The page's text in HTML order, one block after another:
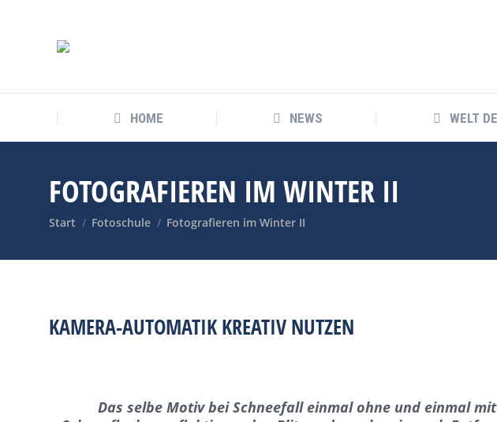
HOME NEWS WELT
FOTOGRAFIEREN IM WINTER II
Sie befinden sich hier:
Start Fotoschule Fotografieren im Winter II
KAMERA-AUTOMATIK KREATIV NUTZEN
Das selbe Motiv bei Schneefall einmal ohne und einmal